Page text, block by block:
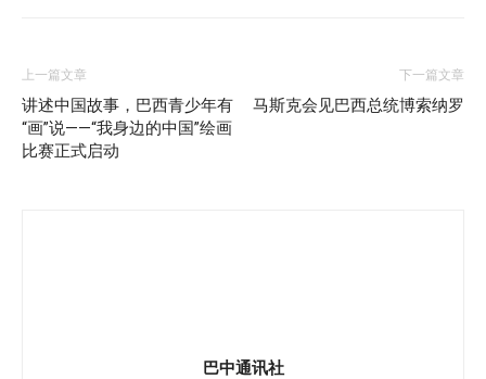
上一篇文章
讲述中国故事，巴西青少年有
“画”说——“我身边的中国”绘画
比赛正式启动
下一篇文章
马斯克会见巴西总统博索纳罗
巴中通讯社